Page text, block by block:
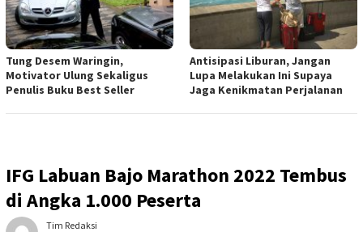
Tung Desem Waringin,
Motivator Ulung Sekaligus
Penulis Buku Best Seller
Antisipasi Liburan, Jangan
Lupa Melakukan Ini Supaya
Jaga Kenikmatan Perjalanan
IFG Labuan Bajo Marathon 2022 Tembus
di Angka 1.000 Peserta
Tim Redaksi